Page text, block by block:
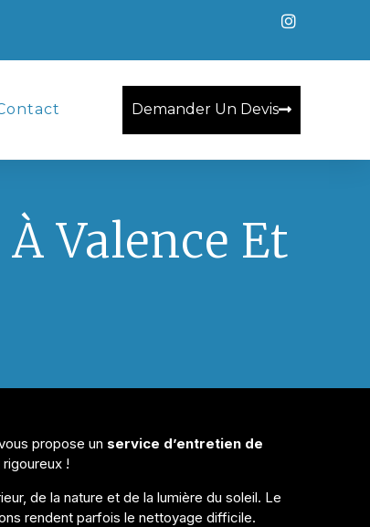
Demander Un Devis
Valence Et
propose un service d’entretien de
!
de la nature et de la lumière du soleil. Le
rendent parfois le nettoyage difficile.